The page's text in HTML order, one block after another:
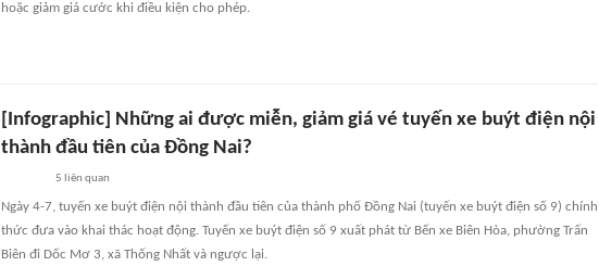
hoặc giảm giá cước khi điều kiện cho phép.
[Infographic] Những ai được miễn, giảm giá vé tuyến xe buýt điện nội
thành đầu tiên của Đồng Nai?
5 liên quan
Ngày 4-7, tuyến xe buýt điện nội thành đầu tiên của thành phố Đồng Nai (tuyến xe buýt điện số 9) chính
thức đưa vào khai thác hoạt động. Tuyến xe buýt điện số 9 xuất phát từ Bến xe Biên Hòa, phường Trấn
Biên đi Dốc Mơ 3, xã Thống Nhất và ngược lại.